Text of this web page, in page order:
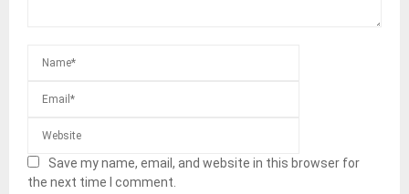
Save my name, email, and website in this browser for
the next time I comment.